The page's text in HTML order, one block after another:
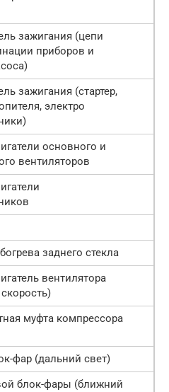
зажигания (цепи
приборов и
зажигания (стартер,
электро
основного и
вентиляторов
заднего стекла
вентилятора
муфта компрессора
фар (дальний свет)
блок-фары (ближний